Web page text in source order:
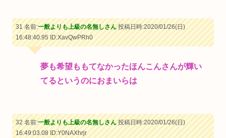
31 名前:一般よりも上級の名無しさん投稿日時:2020/01/26(日)
16:48:40.95ID:XavQwPRh0
夢も希望ももてなかったほんこんさんが輝い
てるというのにおまいらは
32 名前:一般よりも上級の名無しさん投稿日時:2020/01/26(日)
16:49:03.08ID:Y0NAXhrjr